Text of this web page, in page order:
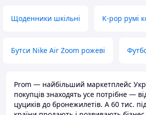
Щоденники шкільні K-pop румі
Бутси Nike Air Zoom рожеві
Prom — найбільший маркетплейс
покупців знаходять усе потрібне —
цуциків до бронежилетів. А 60 тис.